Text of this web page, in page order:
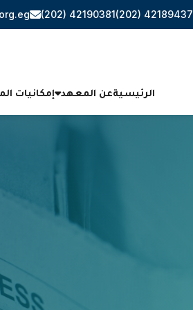
(202) 42190381(202) 42189437
الرئيسيةعن المعهد إمكانيات